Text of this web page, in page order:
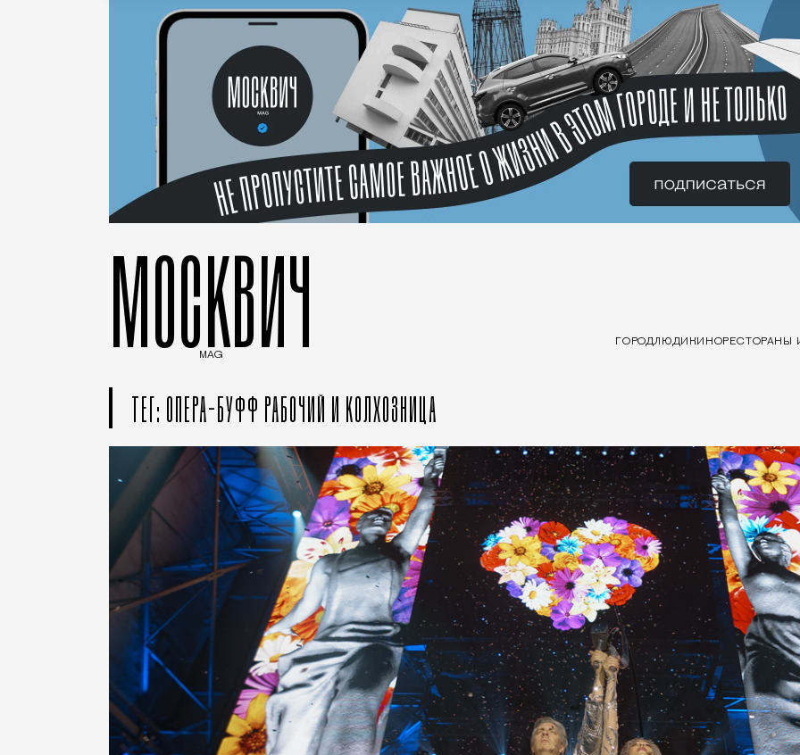
МОСКВИЧ
MAG
ГОРОДЛЮДИ КИНОРЕСТОРАНЫ
ТЕГ: ОПЕРА-БУФФ РАБОЧИЙ И КОЛХОЗНИЦА